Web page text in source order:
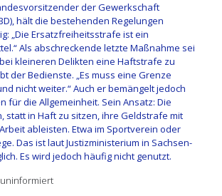
der Gewerkschaft
hält die bestehenden Regelungen
„Die Ersatzfreiheitsstrafe ist ein
Als abschreckende letzte Maßnahme sei
kleineren Delikten eine Haftstrafe zu
der Bedienste. „Es muss eine Grenze
nicht weiter.“ Auch er bemängelt jedoch
für die Allgemeinheit. Sein Ansatz: Die
statt in Haft zu sitzen, ihre Geldstrafe mit
ableisten. Etwa im Sportverein oder
Das ist laut Justizministerium in Sachsen-
Es wird jedoch häufig nicht genutzt.